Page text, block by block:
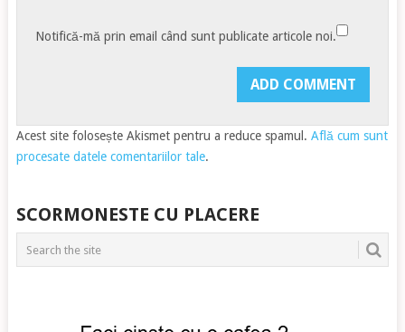
Notifică-mă prin email când sunt publicate articole noi.
Acest site folosește Akismet pentru a reduce spamul. Află cum sunt
procesate datele comentariilor tale.
SCORMONESTE CU PLACERE